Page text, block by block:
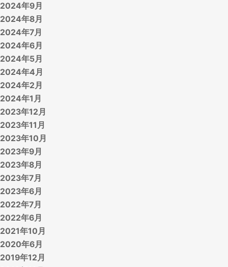
2024年9月
2024年8月
2024年7月
2024年6月
2024年5月
2024年4月
2024年2月
2024年1月
2023年12月
2023年11月
2023年10月
2023年9月
2023年8月
2023年7月
2023年6月
2022年7月
2022年6月
2021年10月
2020年6月
2019年12月